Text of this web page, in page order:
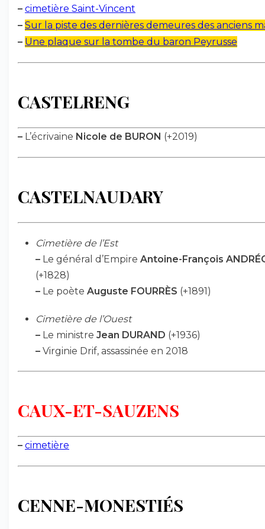
– cimetière Saint-Vincent
– Sur la piste des dernières demeures des anciens
– Une plaque sur la tombe du baron Peyrusse
CASTELRENG
– L’écrivaine Nicole de BURON (+2019)
CASTELNAUDARY
Cimetière de l’Est
– Le général d’Empire Antoine-François
(+1828)
– Le poète Auguste FOURRÈS (+1891)
Cimetière de l’Ouest
– Le ministre Jean DURAND (+1936)
– Virginie Drif, assassinée en 2018
CAUX-ET-SAUZENS
– cimetière
CENNE-MONESTIÉS